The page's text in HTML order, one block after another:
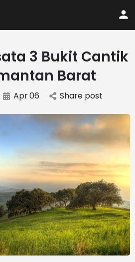
3 Bukit Cantik
Barat
Apr06 Share post